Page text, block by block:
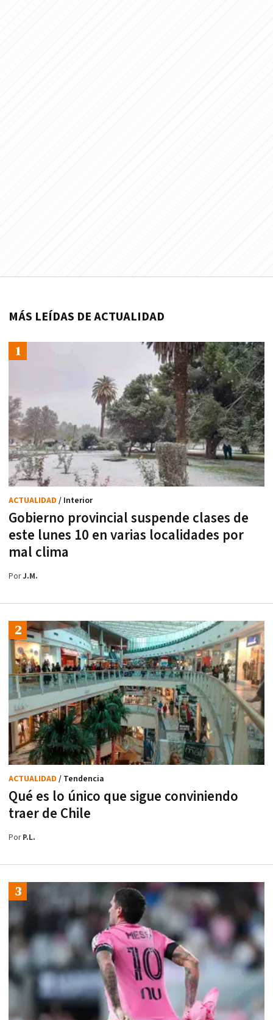
MÁS LEÍDAS DE ACTUALIDAD
Gobierno provincial suspende clases de
este lunes 10 en varias localidades por
mal clima
ACTUALIDAD / Interior
PorJ.M.
Qué es lo único que sigue conviniendo
traer de Chile
ACTUALIDAD / Tendencia
PorP.L.